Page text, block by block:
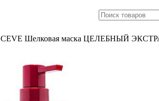
CEVE Шелковая маска ЦЕЛЕБНЫЙ